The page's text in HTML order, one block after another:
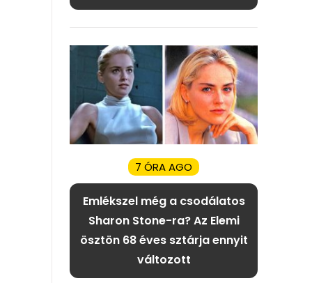
7 ÓRA AGO
Emlékszel még a csodálatos
Sharon Stone-ra? Az Elemi
ösztön 68 éves sztárja ennyit
változott